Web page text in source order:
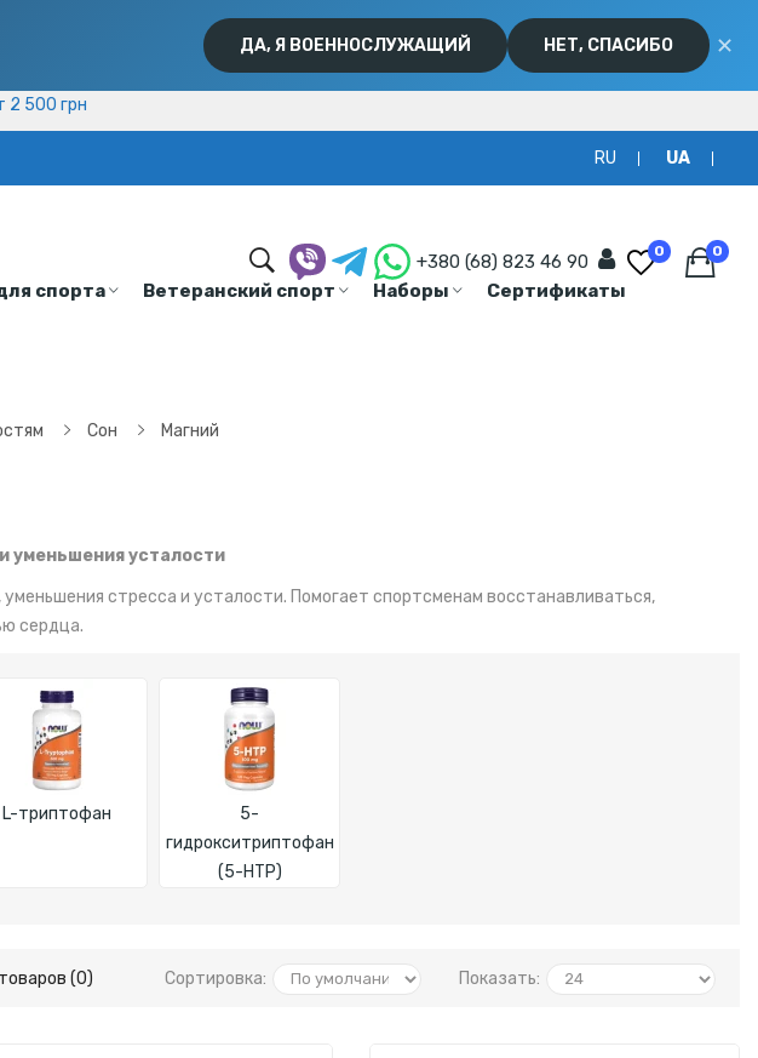
ДА, Я ВОЕННОСЛУЖАЩИЙ НЕТ, СПАСИБО ✕
2 500 грн
2 500 грн
RU UA
спорта Ветеранский спорт Наборы
Сертификаты
+380 (68) 823 46 90 0 0
Сон Магний
уменьшения усталости
стресса и усталости. Помогает спортсменам восстанавливаться,
сердца.
L-триптофан
5-
гидрокситриптофан
(5-HTP)
(0) Сортировка: Показать: